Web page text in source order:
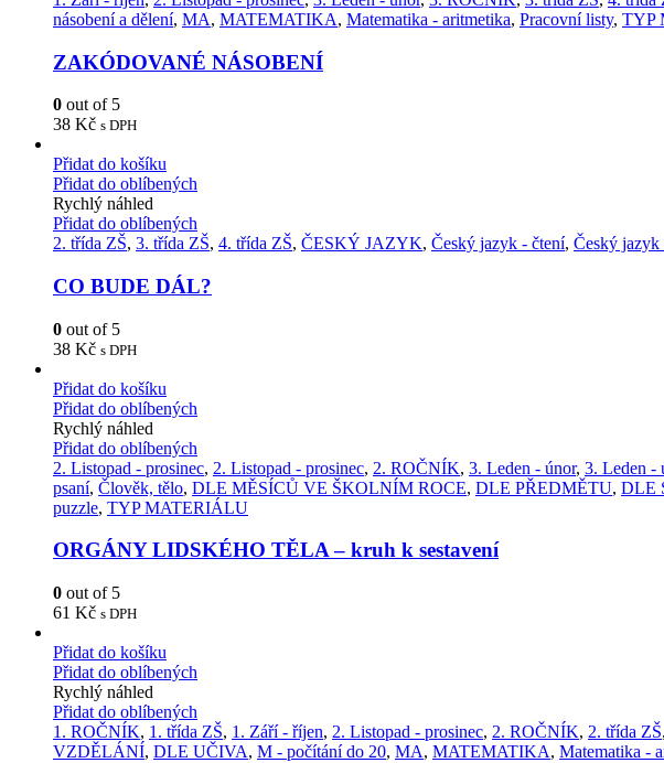
násobení a dělení, MA, MATEMATIKA, Matematika - aritmetika, Pracovní listy, TYP
ZAKÓDOVANÉ NÁSOBENÍ
0 out of 5
38 Kč s DPH
Přidat do košíku
Přidat do oblíbených
Rychlý náhled
Přidat do oblíbených
2. třída ZŠ, 3. třída ZŠ, 4. třída ZŠ, ČESKÝ JAZYK, Český jazyk - čtení, Český jazyk
CO BUDE DÁL?
0 out of 5
38 Kč s DPH
Přidat do košíku
Přidat do oblíbených
Rychlý náhled
Přidat do oblíbených
2. Listopad - prosinec, 2. Listopad - prosinec, 2. ROČNÍK, 3. Leden - únor, 3. Leden -
psaní, Člověk, tělo, DLE MĚSÍCŮ VE ŠKOLNÍM ROCE, DLE PŘEDMĚTU, DLE
puzzle, TYP MATERIÁLU
ORGÁNY LIDSKÉHO TĚLA – kruh k sestavení
0 out of 5
61 Kč s DPH
Přidat do košíku
Přidat do oblíbených
Rychlý náhled
Přidat do oblíbených
1. ROČNÍK, 1. třída ZŠ, 1. Září - říjen, 2. Listopad - prosinec, 2. ROČNÍK, 2. třída ZŠ,
VZDĚLÁNÍ, DLE UČIVA, M - počítání do 20, MA, MATEMATIKA, Matematika -